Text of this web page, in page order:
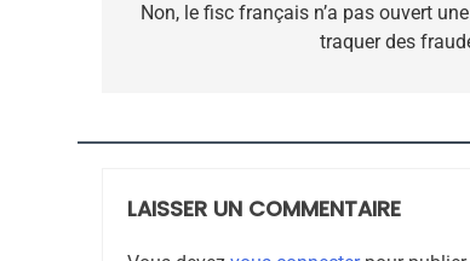
de
Non, le fisc français n’a pas ouvert
traquer des
LAISSER UN COMMENTAIRE
CE QUI NOUS